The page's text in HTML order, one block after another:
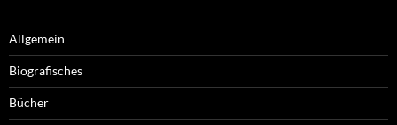
Allgemein
Biografisches
Bücher